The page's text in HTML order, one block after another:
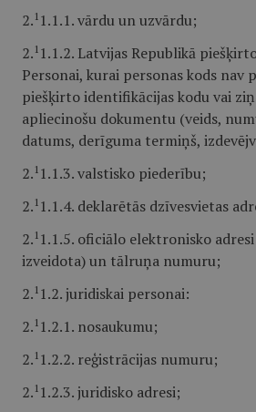
2. 1 1.1.1. vārdu un uzvārdu;
2. 1 1.1.2. Latvijas Republikā
Personai, kurai personas kods nav
piešķirto identifikācijas kodu vai
apliecinošu dokumentu (veids,
datums, derīguma termiņš,
2. 1 1.1.3. valstisko piederību;
2. 1 1.1.4. deklarētās dzīvesvietas
2. 1 1.1.5. oficiālo elektronisko
izveidota) un tālruņa numuru;
2. 1 1.2. juridiskai personai:
2. 1 1.2.1. nosaukumu;
2. 1 1.2.2. reģistrācijas numuru;
2. 1 1.2.3. juridisko adresi;